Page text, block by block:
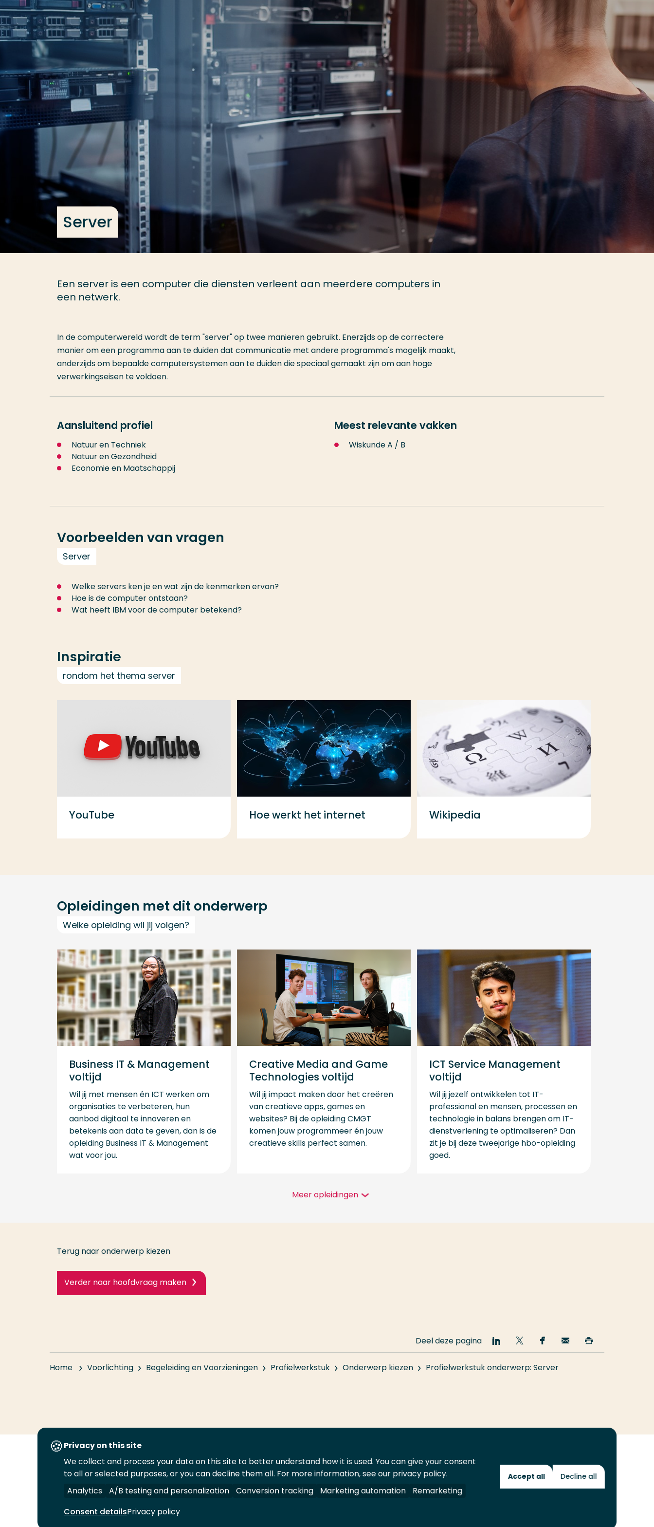
Ga direct naar de content
Server
Een server is een computer die diensten verleent aan meerdere computers in
een netwerk.
In de computerwereld wordt de term "server" op twee manieren gebruikt. Enerzijds op de correctere
manier om een programma aan te duiden dat communicatie met andere programma's mogelijk maakt,
anderzijds om bepaalde computersystemen aan te duiden die speciaal gemaakt zijn om aan hoge
verwerkingseisen te voldoen.
Aansluitend profiel
Natuur en Techniek
Natuur en Gezondheid
Economie en Maatschappij
Meest relevante vakken
Wiskunde A / B
Voorbeelden van vragen
Server
Welke servers ken je en wat zijn de kenmerken ervan?
Hoe is de computer ontstaan?
Wat heeft IBM voor de computer betekend?
Inspiratie
rondom het thema server
YouTube Hoe werkt het internet Wikipedia
Opleidingen met dit onderwerp
Welke opleiding wil jij volgen?
Business IT & Management
voltijd
Wil jij met mensen én ICT werken om
organisaties te verbeteren, hun
aanbod digitaal te innoveren en
betekenis aan data te geven, dan is de
opleiding Business IT & Management
wat voor jou.
Creative Media and Game
Technologies voltijd
Wil jij impact maken door het creëren
van creatieve apps, games en
websites? Bij de opleiding CMGT
komen jouw programmeer én jouw
creatieve skills perfect samen.
ICT Service Management
voltijd
Wil jij jezelf ontwikkelen tot IT-
professional en mensen, processen en
technologie in balans brengen om IT-
dienstverlening te optimaliseren? Dan
zit je bij deze tweejarige hbo-opleiding
goed.
Meer opleidingen
Terug naar onderwerp kiezen
Verder naar hoofdvraag maken
Home Voorlichting Begeleiding en Voorzieningen Profielwerkstuk Onderwerp kiezen Profielwerkstuk onderwerp: Server
Deel deze pagina
Deel
op
LinkedIn
Deel
op
Twitter
Deel
op
Facebook
Email
deze deze
Volg
ons
op
Volg
ons
op
Volg
ons
op
Volg
ons
op
Juridisch Security A-Z Index Contact Leveranciers Toekomstmakers
© 2026 Hogeschool Rotterdam. Alle rechten voorbehouden.
Veel gezocht
Opleiding
Contact
Privacy on this site
We collect and process your data on this site to better understand how it is used. You can give your consent
to all or selected purposes, or you can decline them all. For more information, see our privacy policy.
Analytics
A/B testing and personalization Conversion tracking Marketing automation Remarketing
Accept all Decline all
Consent detailsPrivacy policy